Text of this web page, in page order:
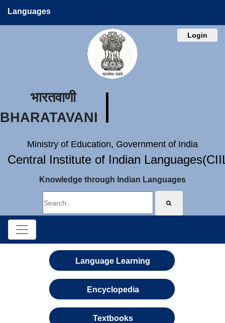
Languages
Login
भारतवाणी
BHARATAVANI
Ministry of Education, Government of India
Central Institute of Indian
Knowledge through Indian Languages
Language Learning
Encyclopedia
Textbooks